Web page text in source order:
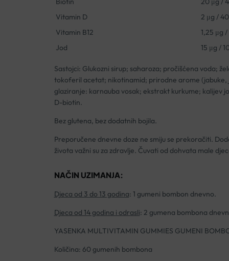
Vitamin D
2 μg / 40
Vitamin B12
1,25 μg
Jod
15 μg /
Sastojci: Glukozni sirup; saharoza; pročišćena voda;
tokoferil acetat; nikotinamid; prirodne arome
glaziranje: karnauba vosak; ekstrakt kurkume;
D-biotin.
Bez glutena, bez dodatnih bojila.
Preporučene dnevne doze ne smiju se prekoračiti.
života važni su za zdravlje. Čuvati od dohvata male
NAČIN UZIMANJA:
Djeca od 3 do 13 godina: 1 gumeni bombon dnevno.
Djeca od 14 godina i odrasli: 2 gumena bombona
YASENKA MULTIVITAMIN GUMMIES GUMENI
Količina: 60 gumenih bombona